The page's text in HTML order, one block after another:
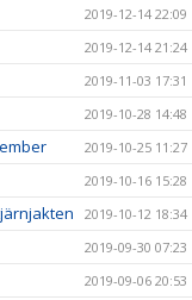
2019-12-14 22:09
2019-12-14 21:24
2019-11-03 17:31
2019-10-28 14:48
2019-10-25 11:27
2019-10-16 15:28
2019-10-12 18:34
2019-09-30 07:23
2019-09-06 20:53